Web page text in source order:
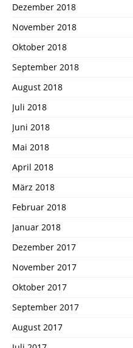
Dezember 2018
November 2018
Oktober 2018
September 2018
August 2018
Juli 2018
Juni 2018
Mai 2018
April 2018
März 2018
Februar 2018
Januar 2018
Dezember 2017
November 2017
Oktober 2017
September 2017
August 2017